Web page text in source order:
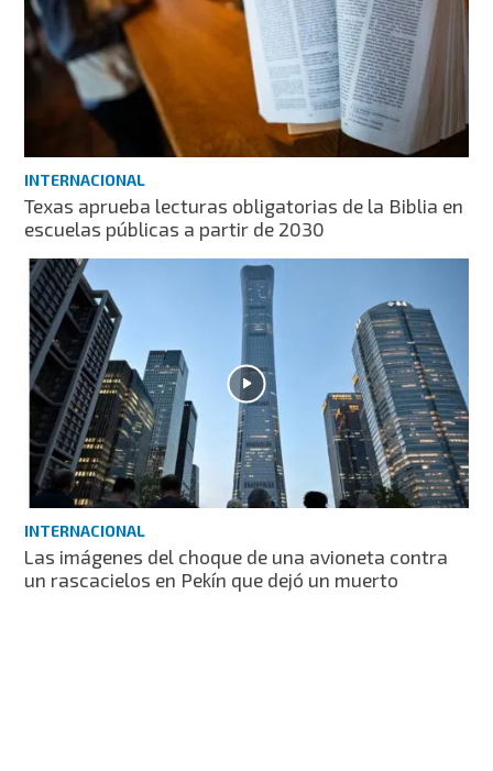
INTERNACIONAL
Texas aprueba lecturas obligatorias de la Biblia en
escuelas públicas a partir de 2030
INTERNACIONAL
Las imágenes del choque de una avioneta contra
un rascacielos en Pekín que dejó un muerto